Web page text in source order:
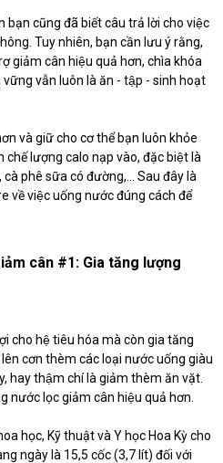
bạn cũng đã biết câu trả lời cho việc
Tuy nhiên, bạn cần lưu ý rằng,
giảm cân hiệu quả hơn, chìa khóa
vẫn luôn là ăn - tập - sinh hoạt
và giữ cho cơ thể bạn luôn khỏe
lượng calo nạp vào, đặc biệt là
phê sữa có đường,... Sau đây là
về việc uống nước đúng cách để
cân #1: Gia tăng lượng
cho hệ tiêu hóa mà còn gia tăng
cơn thèm các loại nước uống giàu
hay thậm chí là giảm thèm ăn vặt.
nước lọc giảm cân hiệu quả hơn.
học, Kỹ thuật và Y học Hoa Kỳ cho
ngày là 15,5 cốc (3,7 lít) đối với